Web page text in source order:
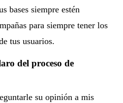
bases siempre estén
para siempre tener los
tus usuarios.
del proceso de
su opinión a mis